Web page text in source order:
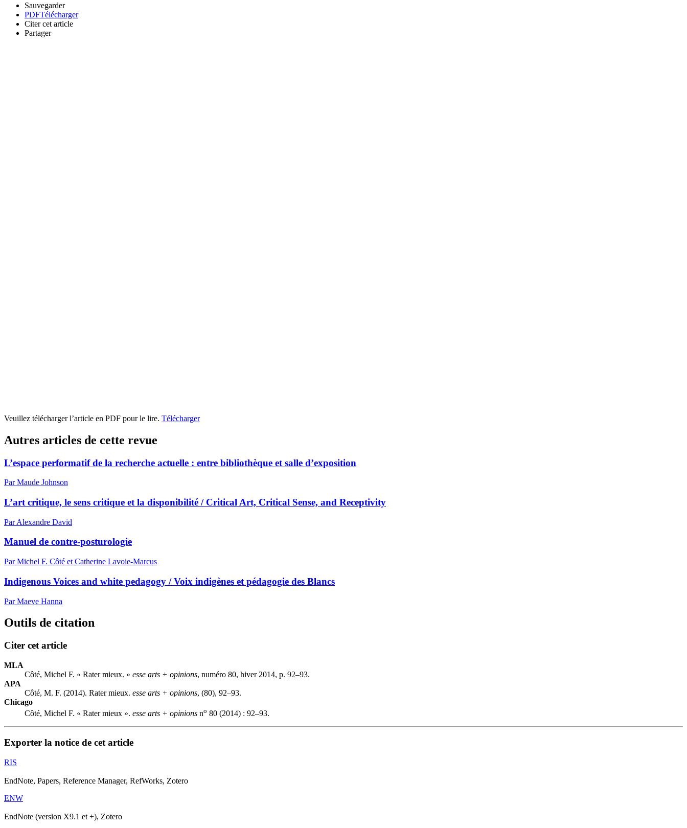
Sauvegarder
PDFTélécharger
Citer cet article
Partager
Veuillez télécharger l’article en PDF pour le lire. Télécharger
Autres articles de cette revue
L’espace performatif de la recherche actuelle : entre bibliothèque et salle d’exposition
Par Maude Johnson
L’art critique, le sens critique et la disponibilité / Critical Art, Critical Sense, and Receptivity
Par Alexandre David
Manuel de contre-posturologie
Par Michel F. Côté et Catherine Lavoie-Marcus
Indigenous Voices and white pedagogy / Voix indigènes et pédagogie des Blancs
Par Maeve Hanna
Outils de citation
Citer cet article
MLA
Côté, Michel F. « Rater mieux. » esse arts + opinions, numéro 80, hiver 2014, p. 92–93.
APA
Côté, M. F. (2014). Rater mieux. esse arts + opinions, (80), 92–93.
Chicago
Côté, Michel F. « Rater mieux ». esse arts + opinions no 80 (2014) : 92–93.
Exporter la notice de cet article
RIS
EndNote, Papers, Reference Manager, RefWorks, Zotero
ENW
EndNote (version X9.1 et +), Zotero